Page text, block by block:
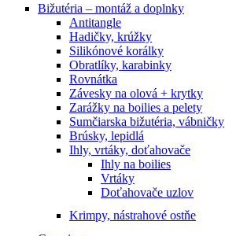
Bižutéria – montáž a doplnky
Antitangle
Hadičky, krúžky
Silikónové korálky
Obratlíky, karabinky
Rovnátka
Závesky na olová + krytky
Zarážky na boilies a pelety
Sumčiarska bižutéria, vábničky
Brúsky, lepidlá
Ihly, vrtáky, doťahovače
Ihly na boilies
Vrtáky
Doťahovače uzlov
Krimpy, nástrahové ostňe